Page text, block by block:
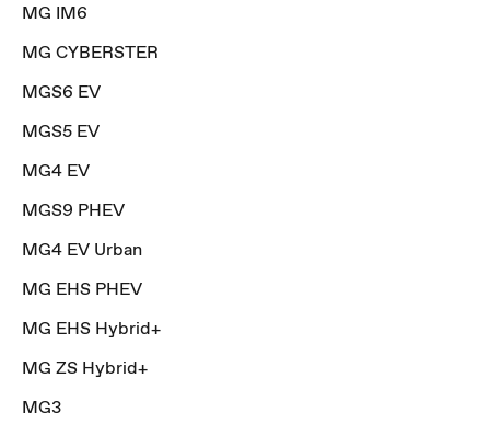
MG IM6
MG CYBERSTER
MGS6 EV
MGS5 EV
MG4 EV
MGS9 PHEV
MG4 EV Urban
MG EHS PHEV
MG EHS Hybrid+
MG ZS Hybrid+
MG3